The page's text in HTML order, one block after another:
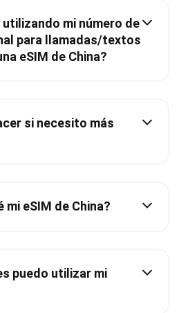
mi número de
para llamadas/textos
eSIM de China?
si necesito más
mi eSIM de China?
puedo utilizar mi